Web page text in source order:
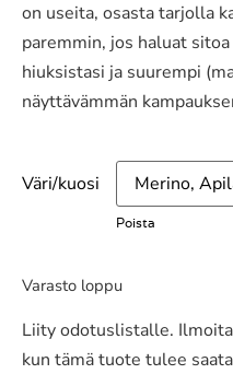
on useita, osasta tarjolla
paremmin, jos haluat
hiuksistasi ja suurempi
näyttävämmän
Väri/kuosi
Poista
Varasto loppu
Liity odotuslistalle.
kun tämä tuote tulee